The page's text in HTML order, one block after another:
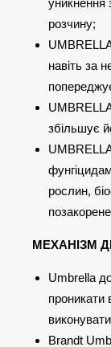
уникнення
розчину;
навіть за
збільшує
рослин,
МЕХАНІЗМ
Umbrella
проникати
Brandt